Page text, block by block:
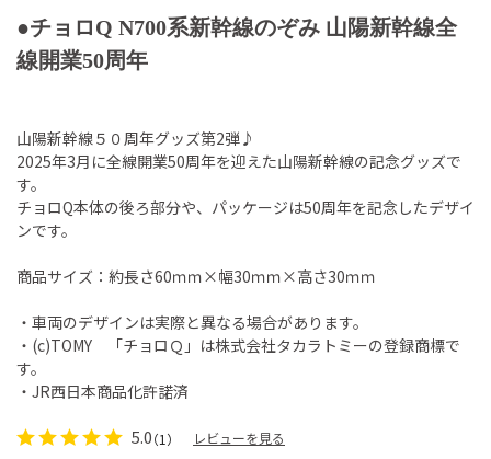
●チョロQ N700系新幹線のぞみ 山陽新幹線全
線開業50周年
山陽新幹線５０周年グッズ第2弾♪
2025年3月に全線開業50周年を迎えた山陽新幹線の記念グッズで
す。
チョロQ本体の後ろ部分や、パッケージは50周年を記念したデザイ
ンです。
商品サイズ：約長さ60ｍｍ×幅30ｍｍ×高さ30ｍｍ
・車両のデザインは実際と異なる場合があります。
・(c)TOMY 「チョロＱ」は株式会社タカラトミーの登録商標で
す。
・JR西日本商品化許諾済
5.0（1） レビューを見る